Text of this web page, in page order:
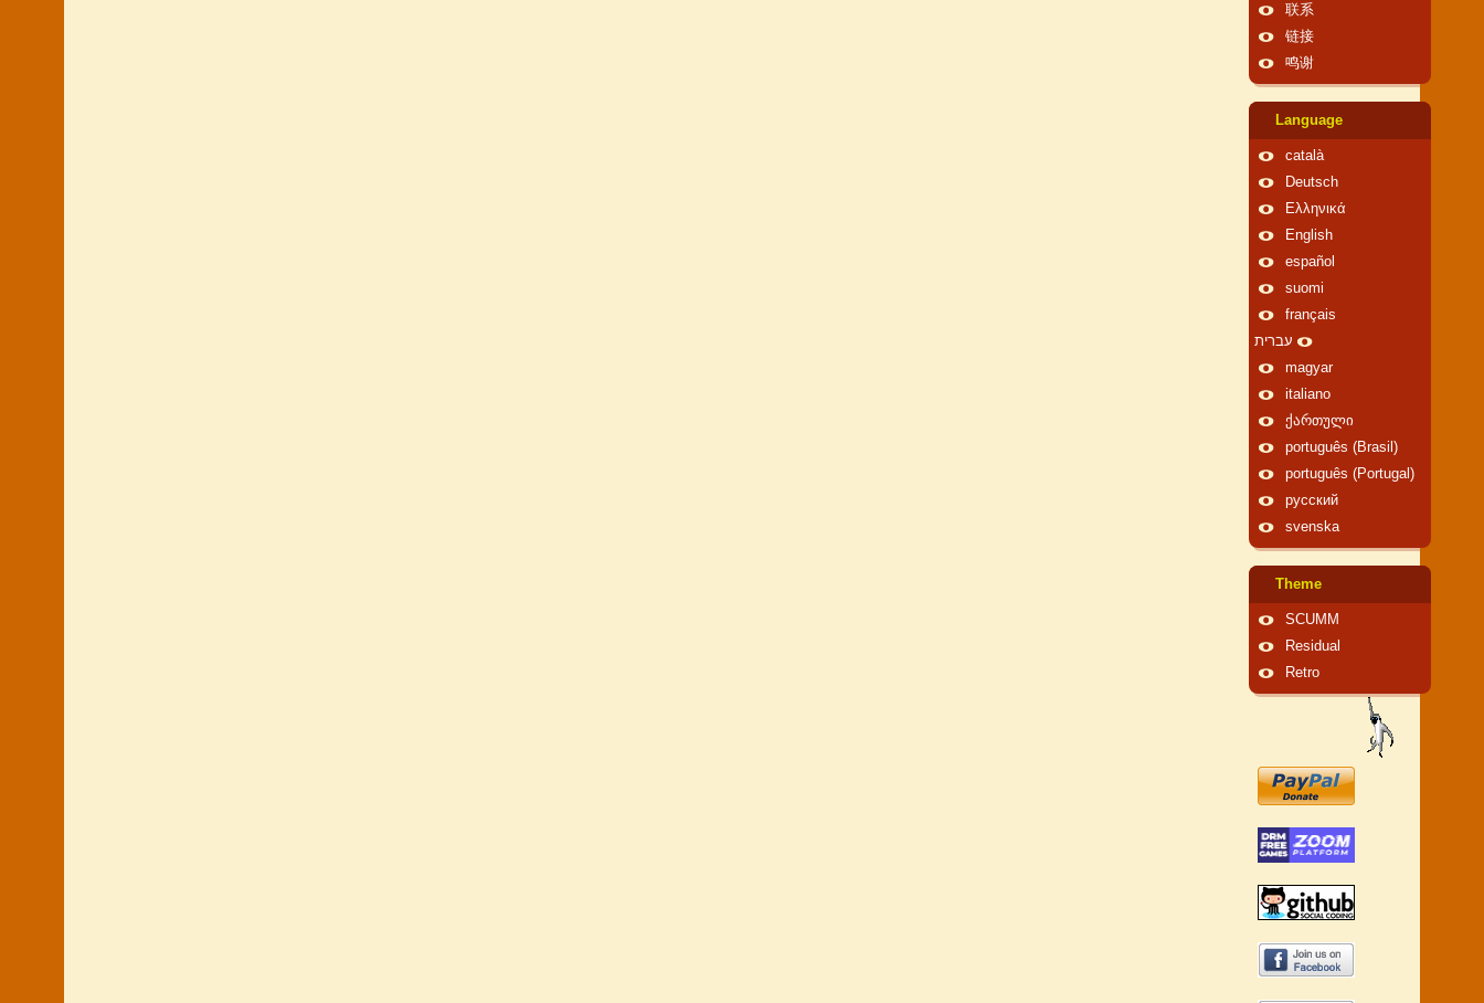
联系
链接
鸣谢
Language
català
Deutsch
Ελληνικά
English
español
suomi
français
עברית
magyar
italiano
ქართული
português (Brasil)
português (Portugal)
русский
svenska
Theme
SCUMM
Residual
Retro